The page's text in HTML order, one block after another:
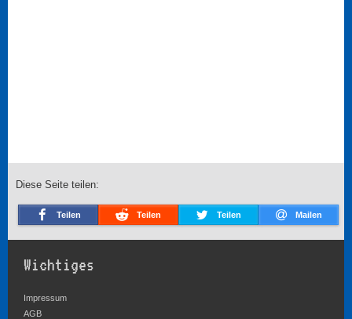
Diese Seite teilen:
Teilen Teilen Teilen Mailen
Wichtiges
Impressum
AGB